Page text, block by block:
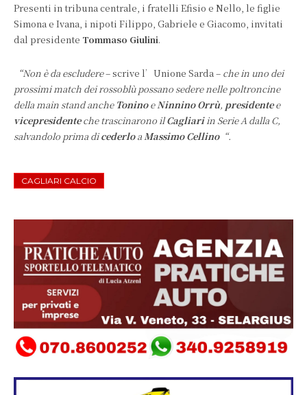
Presenti in tribuna centrale, i fratelli Efisio e Nello, le figlie
Simona e Ivana, i nipoti Filippo, Gabriele e Giacomo, invitati
dal presidente Tommaso Giulini.
“Non è da escludere– scrive l’Unione Sarda – che in uno dei
prossimi match dei rossoblù possano sedere nelle poltroncine
della main stand anche Toninoe Ninnino Orrù, presidentee
vicepresidenteche trascinarono ilCagliari in Serie A dalla C,
salvandolo prima dicederloa Massimo Cellino“.
CAGLIARI CALCIO